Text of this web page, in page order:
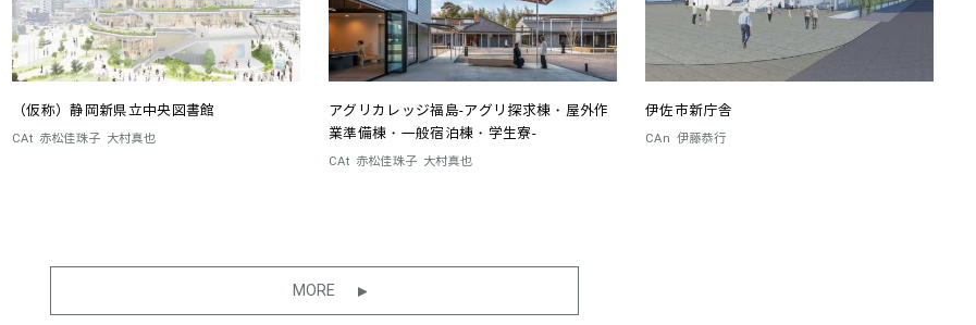
（仮称）静岡新県立中央図書館
CAt 赤松佳珠子 大村真也
アグリカレッジ福島-アグリ探求棟・屋外作
業準備棟・一般宿泊棟・学生寮-
CAt 赤松佳珠子 大村真也
伊佐市新庁舎
CAn 伊藤恭行
MORE